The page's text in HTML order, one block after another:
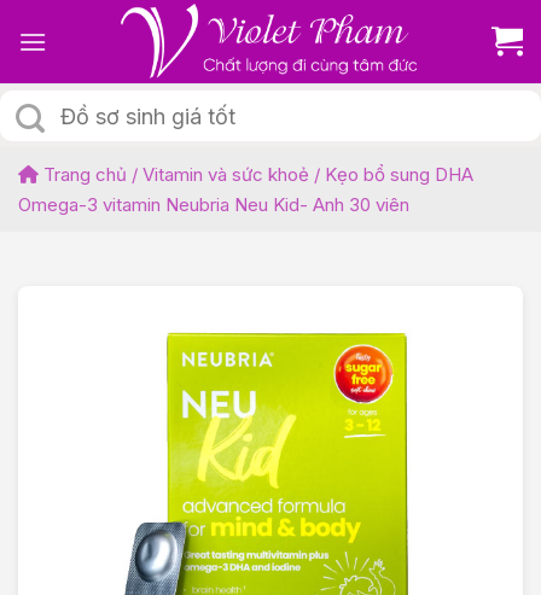
Tìm
kiếm:
Trang chủ / Vitamin và sức khoẻ / Kẹo bổ sung DHA
Omega-3 vitamin Neubria Neu Kid- Anh 30 viên